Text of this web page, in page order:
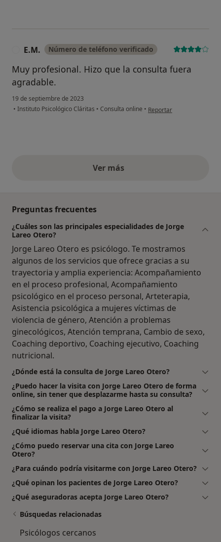
E.M. Número de teléfono verificado
Muy profesional. Hizo que la consulta fuera
agradable.
19 de septiembre de 2023
• Instituto Psicológico Cláritas • Consulta online • en opinión del usuario E.M.
Reportar
Ver másopiniones anteriores
Preguntas frecuentes
¿Cuáles son las principales especialidades de Jorge
Lareo Otero?
Jorge Lareo Otero es psicólogo. Te mostramos
algunos de los servicios que ofrece gracias a su
trayectoria y amplia experiencia: Acompañamiento
en el proceso profesional, Acompañamiento
psicológico en el proceso personal, Arteterapia,
Asistencia psicológica a mujeres víctimas de
violencia de género, Atención a problemas
ginecológicos, Atención temprana, Cambio de sexo,
Coaching deportivo, Coaching ejecutivo, Coaching
nutricional.
¿Dónde está la consulta de Jorge Lareo Otero?
¿Puedo hacer la visita con Jorge Lareo Otero de forma
online, sin tener que desplazarme hasta su consulta?
¿Cómo se realiza el pago a Jorge Lareo Otero al
finalizar la visita?
¿Qué idiomas habla Jorge Lareo Otero?
¿Cómo puedo reservar una cita con Jorge Lareo
Otero?
¿Para cuándo podría visitarme con Jorge Lareo Otero?
¿Qué opinan los pacientes de Jorge Lareo Otero?
¿Qué aseguradoras acepta Jorge Lareo Otero?
Búsquedas relacionadas
Psicólogos cercanos